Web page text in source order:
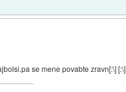
se mene povabte zravn[:\] [:\]